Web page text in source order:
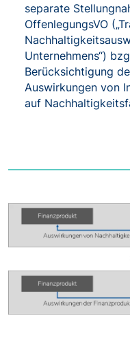
separate
OffenlegungsVO
Unternehmens“)
Berücksichtigung
Auswirkungen von
auf